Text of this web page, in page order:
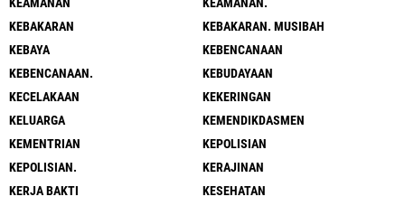
KEBAKARAN
KEBAKARAN. MUSIBAH
KEBAYA
KEBENCANAAN
KEBENCANAAN.
KEBUDAYAAN
KECELAKAAN
KEKERINGAN
KELUARGA
KEMENDIKDASMEN
KEMENTRIAN
KEPOLISIAN
KEPOLISIAN.
KERAJINAN
KERJA BAKTI
KESEHATAN